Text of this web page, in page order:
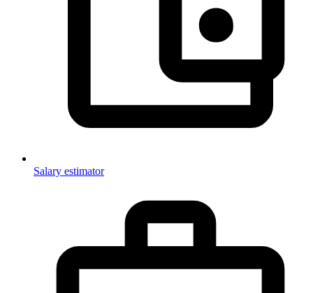
Salary estimator